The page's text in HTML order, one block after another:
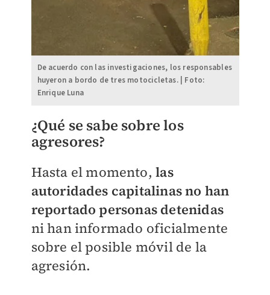
De acuerdo con las investigaciones, los responsables
huyeron a bordo de tres motocicletas. | Foto:
Enrique Luna
¿Qué se sabe sobre los
agresores?
Hasta el momento,las
autoridades capitalinas no han
reportado personas detenidas
ni han informado oficialmente
sobre el posible móvil de la
agresión.